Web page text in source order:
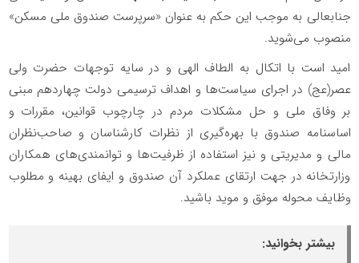
جنابعالی به موجب این حکم به عنوان «سرپرست صندوق ملی مسکن»
منصوب می‌شوید.
امید است با اتکال به الطاف الهی و در سایه توجهات حضرت ولی
عصر(عج) در اجرای سیاست‌ها و اهداف ترسیمی دولت چهاردهم مبنی
بر وفاق ملی و حل مشکلات مردم در چارچوب قوانین، مقررات و
اساسنامه صندوق با بهره‌گیری از نظرات کارشناسان و صاحب‌نظران
مالی و مدیریتی و نیز استفاده از ظرفیت‌ها و توانمندی‌های همکاران
وزارتخانه در جهت ارتقای عملکرد آن صندوق و ایفای بهینه و مطلوب
وظایف محوله موفق و موید باشید.
بیشتر بخوانید: